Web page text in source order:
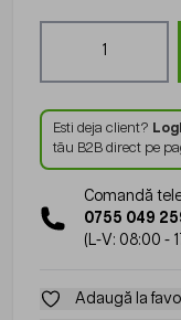
Esti deja client?
tău B2B direct pe
Comandă
0755 049
(L-V: 08:00 -
Adaugă la